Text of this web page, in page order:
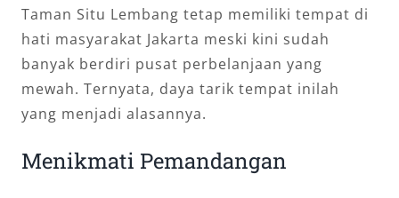
Taman Situ Lembang tetap memiliki tempat di
hati masyarakat Jakarta meski kini sudah
banyak berdiri pusat perbelanjaan yang
mewah. Ternyata, daya tarik tempat inilah
yang menjadi alasannya.
Menikmati Pemandangan